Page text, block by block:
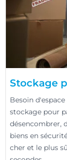
Stockage
Besoin
stockage pour
désencombrer,
biens en
cher et le plus